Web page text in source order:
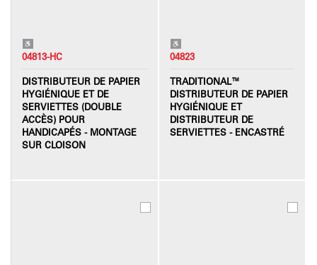
04813-HC
DISTRIBUTEUR DE PAPIER
HYGIÉNIQUE ET DE
SERVIETTES (DOUBLE
ACCÈS) POUR
HANDICAPÉS - MONTAGE
SUR CLOISON
04823
TRADITIONAL™
DISTRIBUTEUR DE PAPIER
HYGIÉNIQUE ET
DISTRIBUTEUR DE
SERVIETTES - ENCASTRÉ